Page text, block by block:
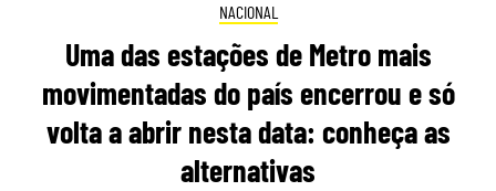
NACIONAL
Uma das estações de Metro mais
movimentadas do país encerrou e só
volta a abrir nesta data: conheça as
alternativas